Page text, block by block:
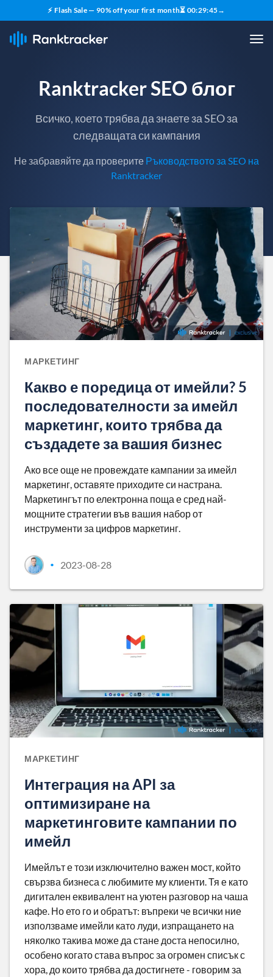
⚡ Flash Sale — 90% off your first month⏳ 00:29:43→
Ranktracker SEO блог
Всичко, което трябва да знаете за SEO за
следващата си кампания
Не забравяйте да проверите Ръководството за SEO на
Ranktracker
МАРКЕТИНГ
Какво е поредица от имейли? 5
последователности за имейл
маркетинг, които трябва да
създадете за вашия бизнес
Ако все още не провеждате кампании за имейл
маркетинг, оставяте приходите си настрана.
Маркетингът по електронна поща е сред най-
мощните стратегии във вашия набор от
инструменти за цифров маркетинг.
• 2023-08-28
МАРКЕТИНГ
Интеграция на API за
оптимизиране на
маркетинговите кампании по
имейл
Имейлът е този изключително важен мост, който
свързва бизнеса с любимите му клиенти. Тя е като
дигитален еквивалент на уютен разговор на чаша
кафе. Но ето го и обратът: въпреки че всички ние
използваме имейли като луди, изпращането на
няколко такива може да стане доста непосилно,
особено когато става въпрос за огромен списък с
хора, до които трябва да достигнете - говорим за